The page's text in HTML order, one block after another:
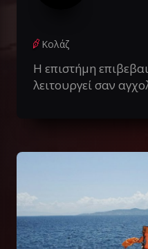
Κολάζ
Η επιστήμη
λειτουργεί σαν